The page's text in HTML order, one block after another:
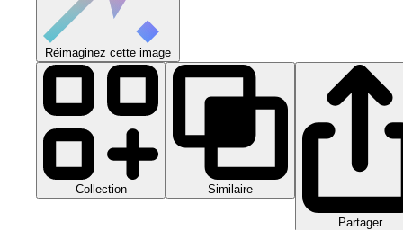
Réimaginez cette image
Collection Similaire
Partager